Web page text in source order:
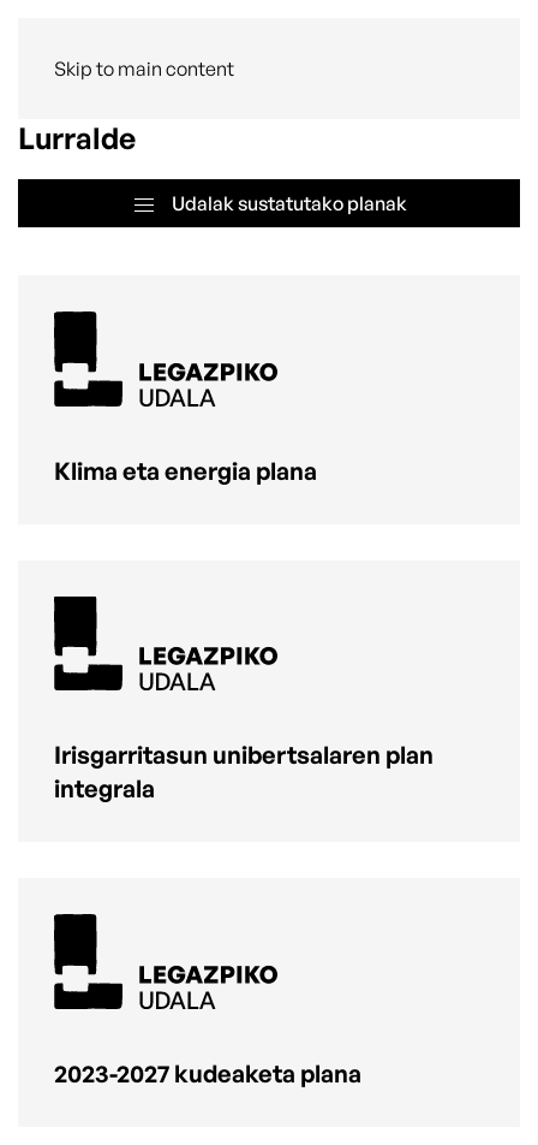
Skip to main content
Lurralde
Udalak sustatutako planak
Klima eta energia plana
Irisgarritasun unibertsalaren plan
integrala
2023-2027 kudeaketa plana